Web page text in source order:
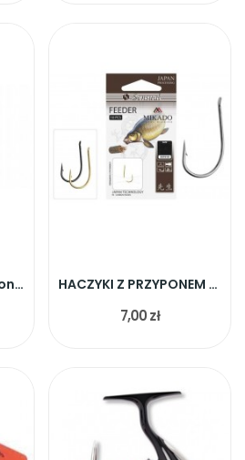
Meus Kulki Hakowe Tonące Banan 9mm HACZYKI Z PRZYPONEM MIKADO SENSUAL roz.6/0,18mm
7,00 zł